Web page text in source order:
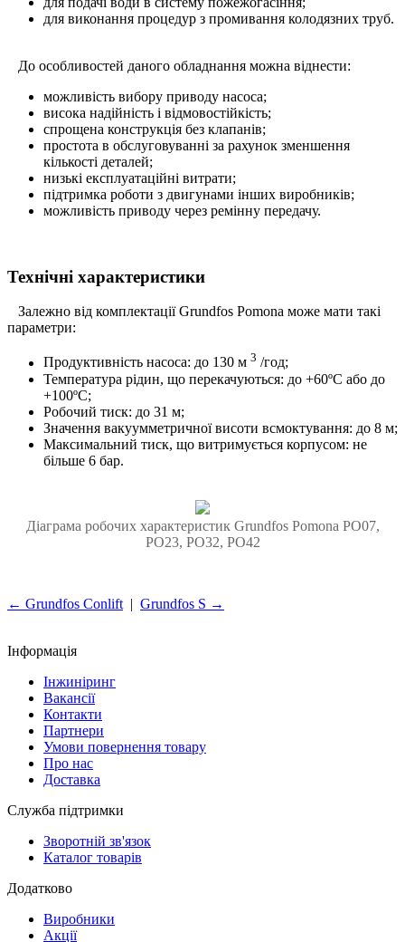
для виконання процедур з промивання колодязних труб.
До особливостей даного обладнання можна віднести:
можливість вибору приводу насоса;
висока надійність і відмовостійкість;
спрощена конструкція без клапанів;
простота в обслуговуванні за рахунок зменшення
кількості деталей;
низькі експлуатаційні витрати;
підтримка роботи з двигунами інших виробників;
можливість приводу через ремінну передачу.
Технічні характеристики
Залежно від комплектації Grundfos Pomona може мати такі
параметри:
Продуктивність насоса: до 130 м 3 /год;
Температура рідин, що перекачуються: до +60ºС або до
+100ºС;
Робочий тиск: до 31 м;
Значення вакуумметричної висоти всмоктування: до 8 м;
Максимальний тиск, що витримується корпусом: не
більше 6 бар.
Діаграма робочих характеристик Grundfos Pomona PO07,
PO23, PO32, PO42
← Grundfos Conlift | Grundfos S →
Інформація
Інжиніринг
Вакансії
Контакти
Партнери
Умови повернення товару
Про нас
Доставка
Служба підтримки
Зворотній зв'язок
Каталог товарів
Додатково
Виробники
Акції